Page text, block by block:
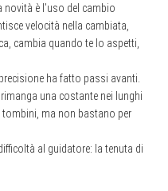
novità è l’uso del cambio
velocità nella cambiata,
cambia quando te lo aspetti,
ha fatto passi avanti.
una costante nei lunghi
ma non bastano per
al guidatore: la tenuta di